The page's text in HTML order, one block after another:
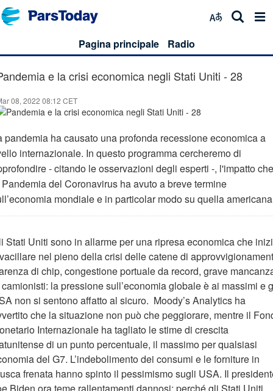
Pagina principale Radio
e la crisi economica negli Stati Uniti - 28
08, 2022 08:12 CET
pandemia ha causato una profonda recessione economica a
internazionale. In questo programma cercheremo di
- citando le osservazioni degli esperti -, l'impatto che
del Coronavirus ha avuto a breve termine
mondiale e in particolar modo su quella
Stati Uniti sono in allarme per una ripresa economica che
nel pieno della crisi delle catene di
di chip, congestione portuale da record, grave
la pressione sull’economia globale è ai massimi e
non si sentono affatto al sicuro. Moody’s Analytics ha
che la situazione non può che peggiorare, mentre il
Internazionale ha tagliato le stime di crescita
di un punto percentuale, il massimo per qualsiasi
del G7. L’indebolimento dei consumi e le forniture in
frenata hanno spinto il pessimismo sugli USA. Il